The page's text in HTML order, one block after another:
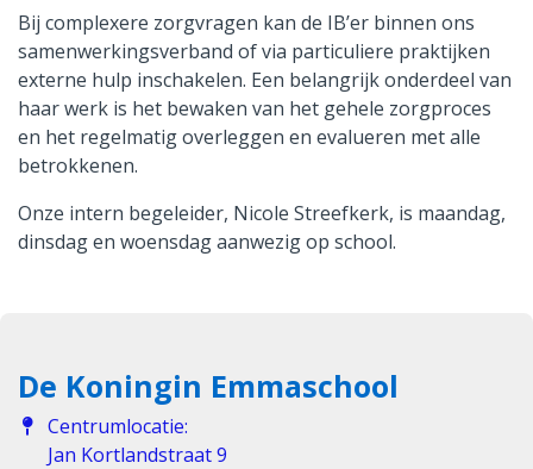
Bij complexere zorgvragen kan de IB’er binnen ons
samenwerkingsverband of via particuliere praktijken
externe hulp inschakelen. Een belangrijk onderdeel van
haar werk is het bewaken van het gehele zorgproces
en het regelmatig overleggen en evalueren met alle
betrokkenen.
Onze intern begeleider, Nicole Streefkerk, is maandag,
dinsdag en woensdag aanwezig op school.
De Koningin Emmaschool
Centrumlocatie:
Jan Kortlandstraat 9